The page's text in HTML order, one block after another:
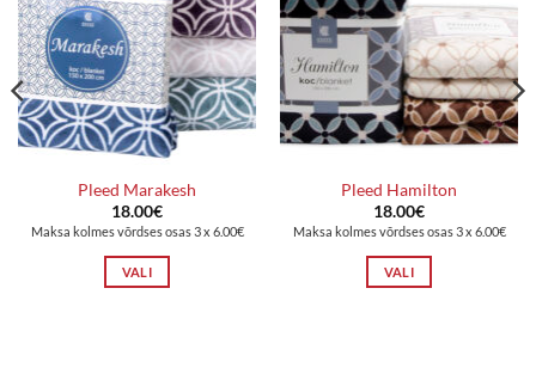
Pleed Marakesh
18.00€
Maksa kolmes võrdses osas 3 x 6.00€
VALI
Pleed Hamilton
18.00€
Maksa kolmes võrdses osas 3 x 6.00€
VALI